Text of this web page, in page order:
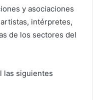
y asociaciones
intérpretes,
de los sectores del
las siguientes